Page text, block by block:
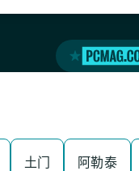
土门 阿勒泰